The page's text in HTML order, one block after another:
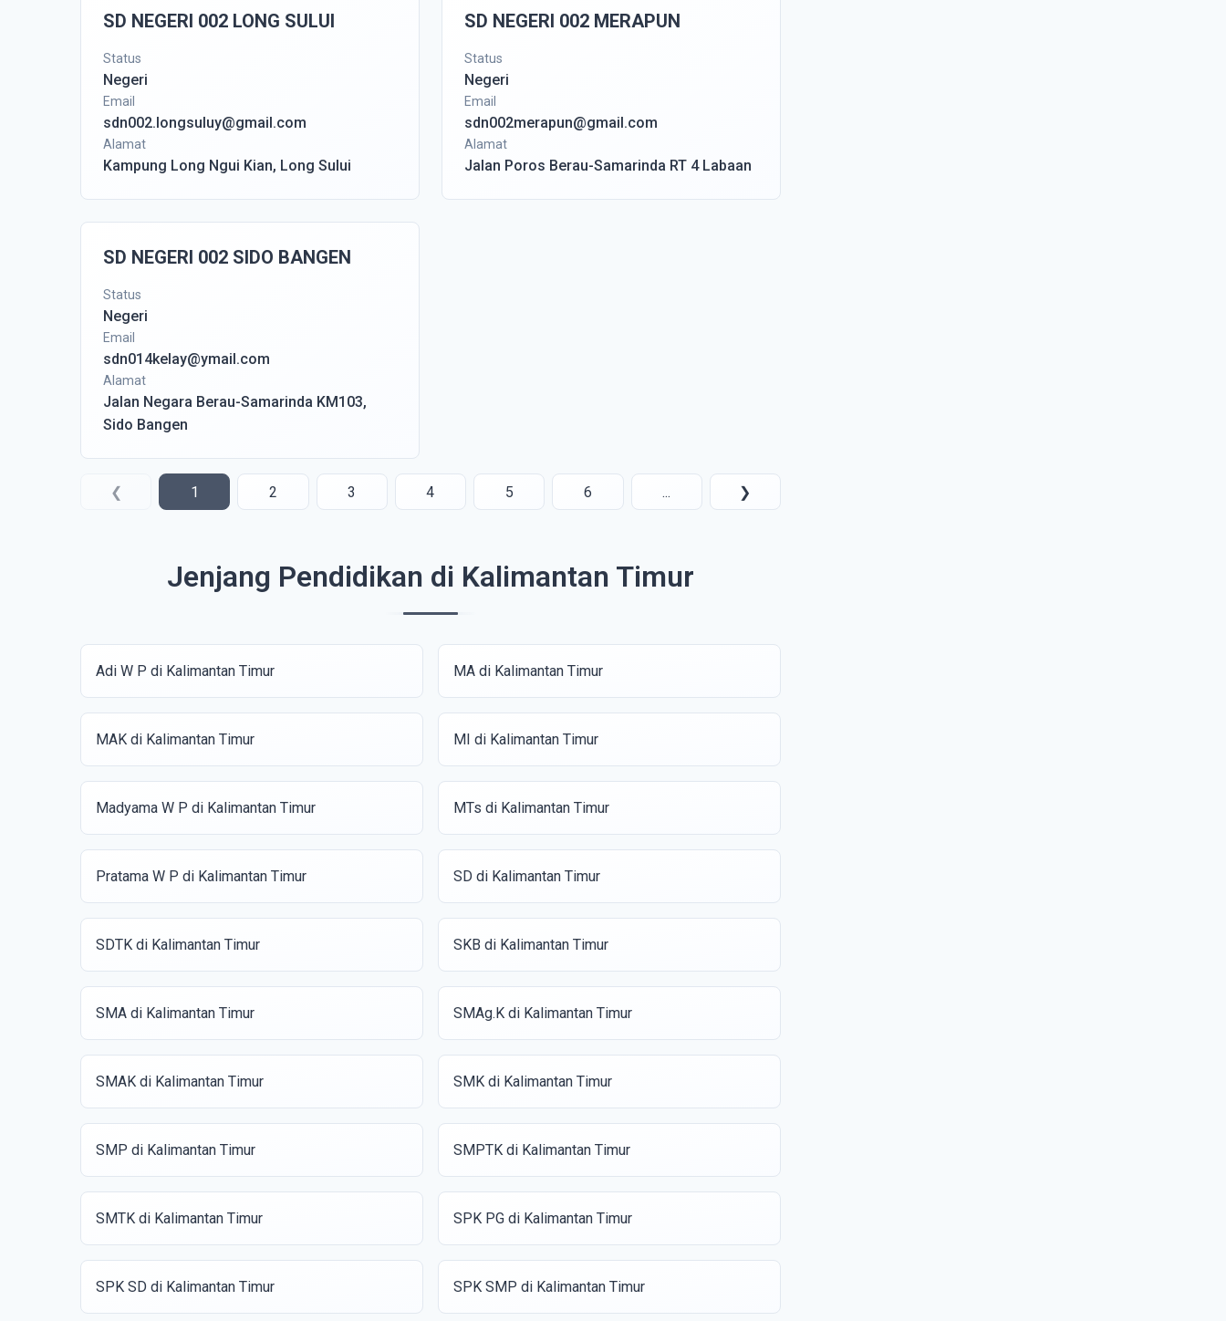
SD NEGERI 002 LONG SULUI
Status
Negeri
Email
sdn002.longsuluy@gmail.com
Alamat
Kampung Long Ngui Kian, Long Sului
SD NEGERI 002 MERAPUN
Status
Negeri
Email
sdn002merapun@gmail.com
Alamat
Jalan Poros Berau-Samarinda RT 4 Labaan
SD NEGERI 002 SIDO BANGEN
Status
Negeri
Email
sdn014kelay@ymail.com
Alamat
Jalan Negara Berau-Samarinda KM103,
Sido Bangen
❮ 1 2 3 4 5 6 ... ❯
Jenjang Pendidikan di Kalimantan Timur
Adi W P di Kalimantan Timur MA di Kalimantan Timur
MAK di Kalimantan Timur MI di Kalimantan Timur
Madyama W P di Kalimantan Timur MTs di Kalimantan Timur
Pratama W P di Kalimantan Timur SD di Kalimantan Timur
SDTK di Kalimantan Timur SKB di Kalimantan Timur
SMA di Kalimantan Timur SMAg.K di Kalimantan Timur
SMAK di Kalimantan Timur SMK di Kalimantan Timur
SMP di Kalimantan Timur SMPTK di Kalimantan Timur
SMTK di Kalimantan Timur SPK PG di Kalimantan Timur
SPK SD di Kalimantan Timur SPK SMP di Kalimantan Timur